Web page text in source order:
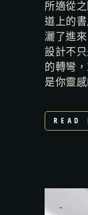
所適從
道上的
灑了進
設計不
的轉彎
是你靈
READ